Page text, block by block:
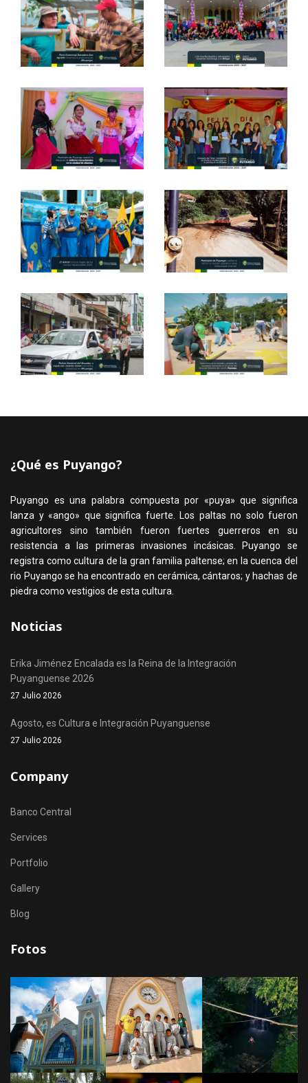
¿Qué es Puyango?
Puyango es una palabra compuesta por «puya» que significa
lanza y «ango» que significa fuerte. Los paltas no solo fueron
agricultores sino también fueron fuertes guerreros en su
resistencia a las primeras invasiones incásicas. Puyango se
registra como cultura de la gran familia paltense; en la cuenca del
rio Puyango se ha encontrado en cerámica, cántaros; y hachas de
piedra como vestigios de esta cultura.
Noticias
Erika Jiménez Encalada es la Reina de la Integración
Puyanguense 2026
27 Julio 2026
Agosto, es Cultura e Integración Puyanguense
27 Julio 2026
Company
Banco Central
Services
Portfolio
Gallery
Blog
Fotos